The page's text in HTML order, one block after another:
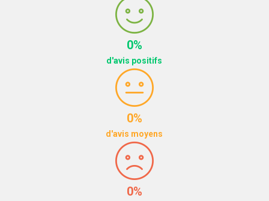
0%
d'avis positifs
0%
d'avis moyens
0%